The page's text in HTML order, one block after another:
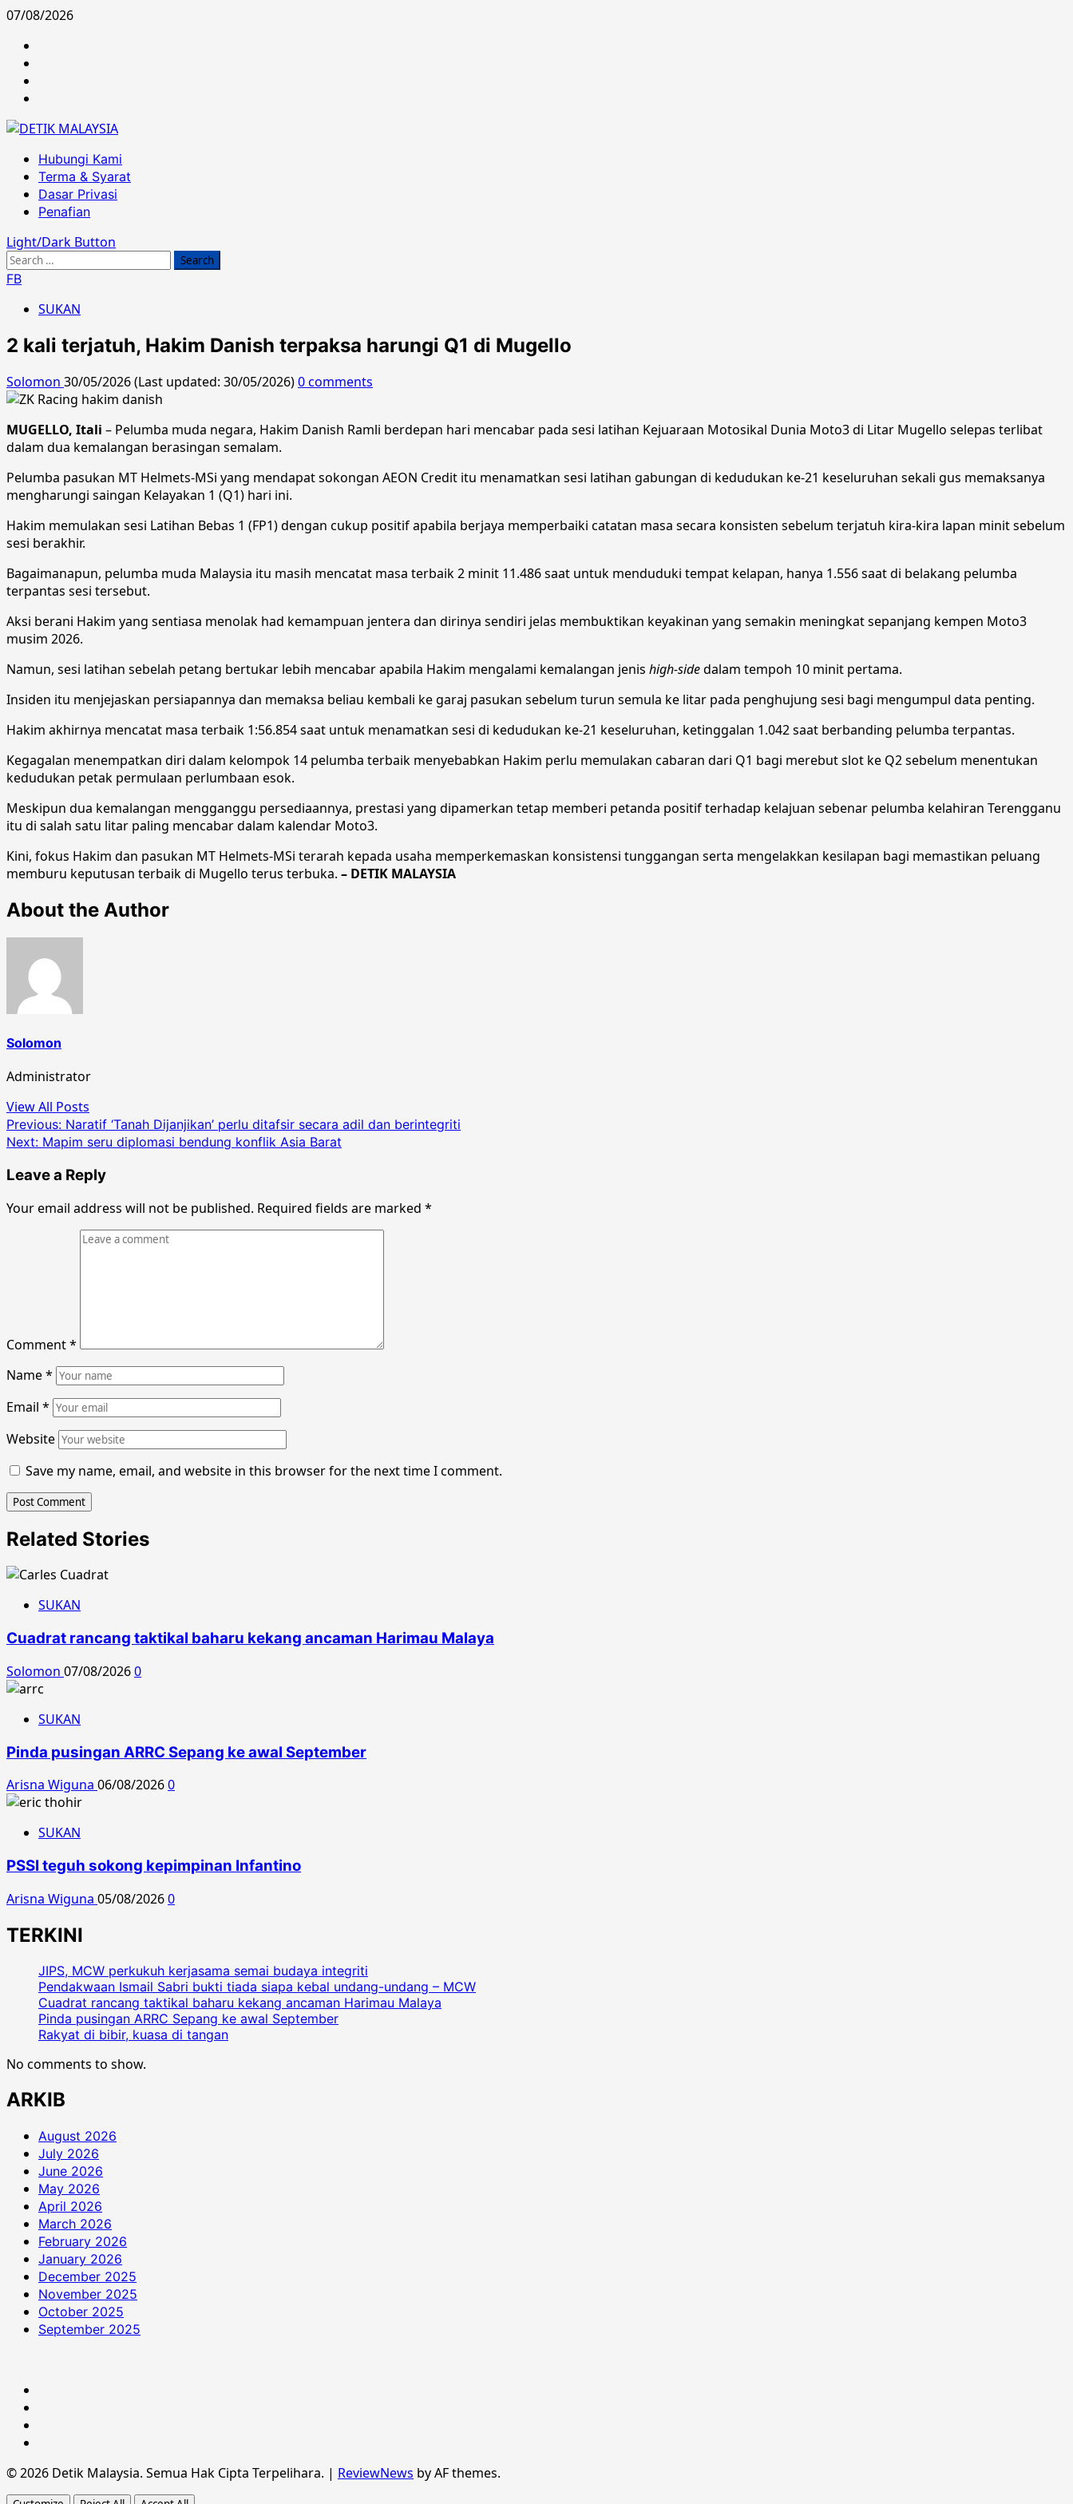
Skip
content
07/08/2026
Primary
Menu
Hubungi Kami
Terma & Syarat
Dasar Privasi
Penafian
Light/Dark Button
Search
for:
FB
SUKAN
2 kali terjatuh, Hakim Danish terpaksa harungi Q1 di Mugello
Solomon 30/05/2026 (Last updated: 30/05/2026)0 comments
MUGELLO, Itali – Pelumba muda negara, Hakim Danish Ramli berdepan hari mencabar pada sesi latihan Kejuaraan Motosikal Dunia Moto3 di Litar Mugello selepas terlibat
dalam dua kemalangan berasingan semalam.
Pelumba pasukan MT Helmets-MSi yang mendapat sokongan AEON Credit itu menamatkan sesi latihan gabungan di kedudukan ke-21 keseluruhan sekali gus memaksanya
mengharungi saingan Kelayakan 1 (Q1) hari ini.
Hakim memulakan sesi Latihan Bebas 1 (FP1) dengan cukup positif apabila berjaya memperbaiki catatan masa secara konsisten sebelum terjatuh kira-kira lapan minit sebelum
sesi berakhir.
Bagaimanapun, pelumba muda Malaysia itu masih mencatat masa terbaik 2 minit 11.486 saat untuk menduduki tempat kelapan, hanya 1.556 saat di belakang pelumba
terpantas sesi tersebut.
Aksi berani Hakim yang sentiasa menolak had kemampuan jentera dan dirinya sendiri jelas membuktikan keyakinan yang semakin meningkat sepanjang kempen Moto3
musim 2026.
Namun, sesi latihan sebelah petang bertukar lebih mencabar apabila Hakim mengalami kemalangan jenis high-sidedalam tempoh 10 minit pertama.
Insiden itu menjejaskan persiapannya dan memaksa beliau kembali ke garaj pasukan sebelum turun semula ke litar pada penghujung sesi bagi mengumpul data penting.
Hakim akhirnya mencatat masa terbaik 1:56.854 saat untuk menamatkan sesi di kedudukan ke-21 keseluruhan, ketinggalan 1.042 saat berbanding pelumba terpantas.
Kegagalan menempatkan diri dalam kelompok 14 pelumba terbaik menyebabkan Hakim perlu memulakan cabaran dari Q1 bagi merebut slot ke Q2 sebelum menentukan
kedudukan petak permulaan perlumbaan esok.
Meskipun dua kemalangan mengganggu persediaannya, prestasi yang dipamerkan tetap memberi petanda positif terhadap kelajuan sebenar pelumba kelahiran Terengganu
itu di salah satu litar paling mencabar dalam kalendar Moto3.
Kini, fokus Hakim dan pasukan MT Helmets-MSi terarah kepada usaha memperkemaskan konsistensi tunggangan serta mengelakkan kesilapan bagi memastikan peluang
memburu keputusan terbaik di Mugello terus terbuka. – DETIK MALAYSIA
About the Author
Solomon
Administrator
View All Posts
Post
navigation
Previous: Naratif ‘Tanah Dijanjikan’ perlu ditafsir secara adil dan berintegriti
Next: Mapim seru diplomasi bendung konflik Asia Barat
Leave a Reply
Your email address will not be published. Required fields are marked *
Comment*
Name*
Email *
Website
Save my name, email, and website in this browser for the next time I comment.
Related Stories
SUKAN
Cuadrat rancang taktikal baharu kekang ancaman Harimau Malaya
Solomon 07/08/20260
SUKAN
Pinda pusingan ARRC Sepang ke awal September
Arisna Wiguna 06/08/20260
SUKAN
PSSI teguh sokong kepimpinan Infantino
Arisna Wiguna 05/08/20260
TERKINI
JIPS, MCW perkukuh kerjasama semai budaya integriti
Pendakwaan Ismail Sabri bukti tiada siapa kebal undang-undang – MCW
Cuadrat rancang taktikal baharu kekang ancaman Harimau Malaya
Pinda pusingan ARRC Sepang ke awal September
Rakyat di bibir, kuasa di tangan
No comments to show.
ARKIB
August 2026
July 2026
June 2026
May 2026
April 2026
March 2026
February 2026
January 2026
December 2025
November 2025
October 2025
September 2025
© 2026 Detik Malaysia. Semua Hak Cipta Terpelihara. | ReviewNews by AF themes.